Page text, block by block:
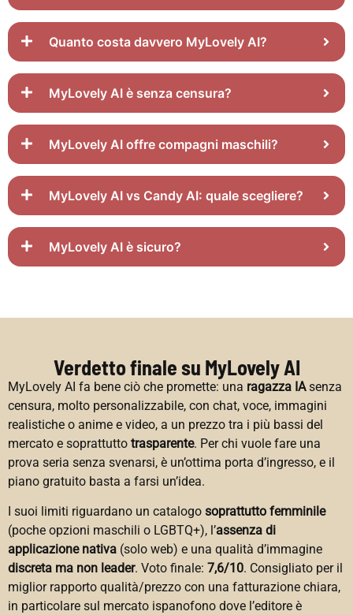
Quanto costa davvero MyLovely AI?
MyLovely AI è senza censura?
MyLovely AI offre compagni maschili?
MyLovely AI vs Candy AI: quale scegliere?
MyLovely AI è sicuro?
Verdetto finale su MyLovely AI
MyLovely AI fa bene ciò che promette: una ragazza IAsenza
censura, molto personalizzabile, con chat, voce, immagini
realistiche o anime e video, a un prezzo tra i più bassi del
mercato e soprattutto trasparente. Per chi vuole fare una
prova seria senza svenarsi, è un’ottima porta d’ingresso, e il
piano gratuito basta a farsi un’idea.
I suoi limiti riguardano un catalogo soprattutto femminile
(poche opzioni maschili o LGBTQ+), l’assenza di
applicazione nativa (solo web) e una qualità d’immagine
discreta ma non leader. Voto finale: 7,6/10. Consigliato per il
miglior rapporto qualità/prezzo con una fatturazione chiara,
in particolare sul mercato ispanofono dove l’editore è